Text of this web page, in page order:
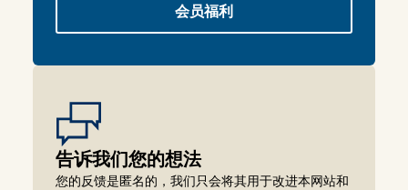
会员福利
告诉我们您的想法
您的反馈是匿名的，我们只会将其用于改进本网站和